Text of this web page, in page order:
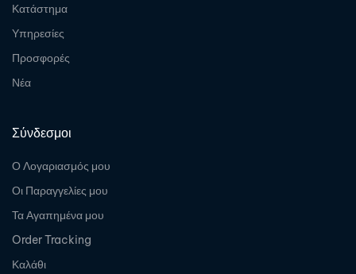
Κατάστημα
Υπηρεσίες
Προσφορές
Νέα
Σύνδεσμοι
Ο Λογαριασμός μου
Οι Παραγγελίες μου
Τα Αγαπημένα μου
Order Tracking
Καλάθι